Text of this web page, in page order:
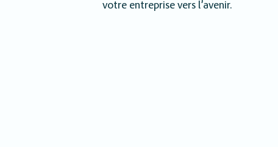
votre entreprise vers l’avenir.